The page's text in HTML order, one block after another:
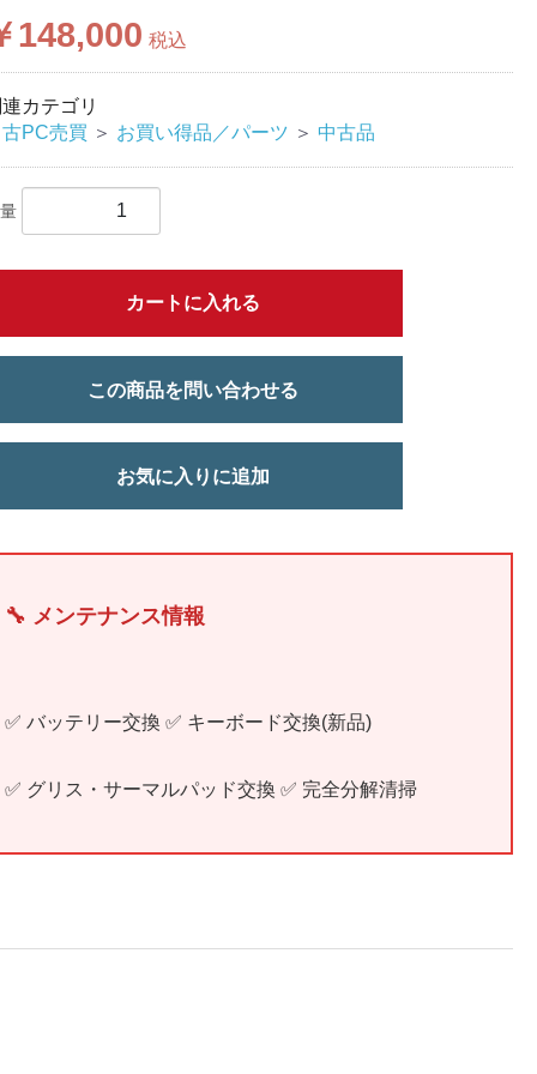
148,000 税込
カテゴリ
PC売買 ＞ お買い得品／パーツ ＞ 中古品
カートに入れる
この商品を問い合わせる
お気に入りに追加
🔧 メンテナンス情報
✅ バッテリー交換 ✅ キーボード交換(新品)
✅ グリス・サーマルパッド交換 ✅ 完全分解清掃